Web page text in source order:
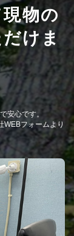
物の
けま
安心です。
フォームより